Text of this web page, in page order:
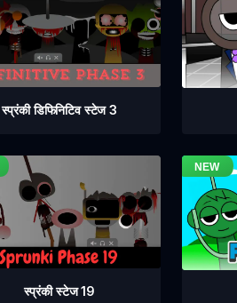
स्प्रंकी डिफिनिटिव स्टेज 3
स्प्रंकी स्टेज 19